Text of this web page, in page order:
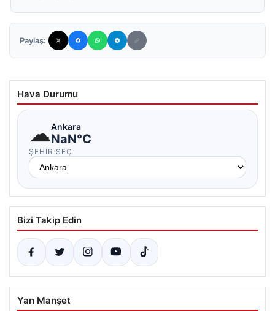
Paylaş:
Hava Durumu
☁Ankara
NaN°C
ŞEHIR SEÇ
Bizi Takip Edin
Yan Manşet